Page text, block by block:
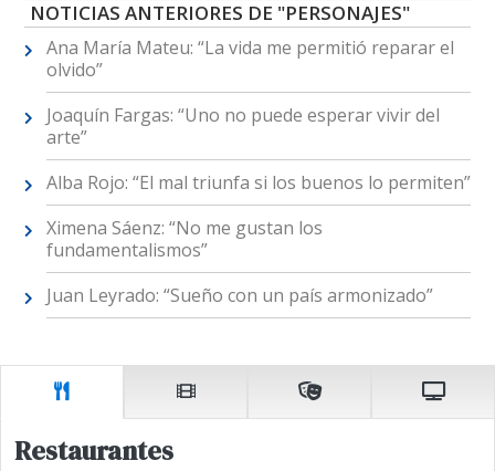
NOTICIAS ANTERIORES DE "PERSONAJES"
Ana María Mateu: “La vida me permitió reparar el
olvido”
Joaquín Fargas: “Uno no puede esperar vivir del
arte”
Alba Rojo: “El mal triunfa si los buenos lo permiten”
Ximena Sáenz: “No me gustan los
fundamentalismos”
Juan Leyrado: “Sueño con un país armonizado”
Restaurantes